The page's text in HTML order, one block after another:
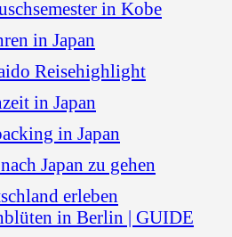
in Kobe
in Japan
Reisehighlight
in Japan
in Japan
Japan zu gehen
erleben
in Berlin | GUIDE